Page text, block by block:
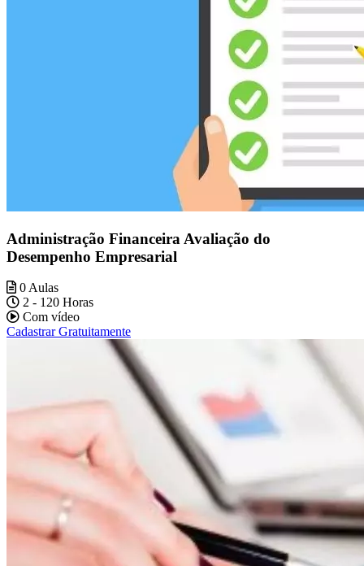
Administração Financeira Avaliação do
Desempenho Empresarial
0 Aulas
2 - 120 Horas
Com vídeo
Cadastrar Gratuitamente